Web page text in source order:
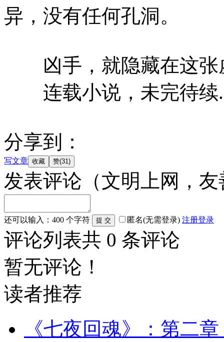
异，没有任何孔洞。
凶手，就隐藏在这张
连载小说，未完待续
分享到：
写文章
发表评论 （文明上网，
还可以输入： 400 个字符 匿名(无需登录) 注册登录
评论列表共 0 条评论
暂无评论！
读者推荐
《七夜回魂》：第二